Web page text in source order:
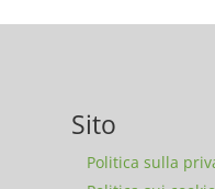
Sito
Politica sulla